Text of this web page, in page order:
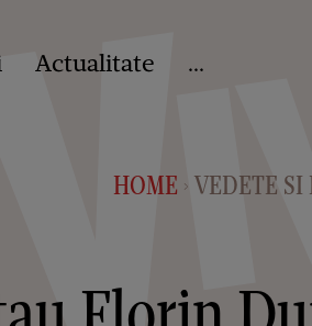
Actualitate ...
HOME > VEDETE